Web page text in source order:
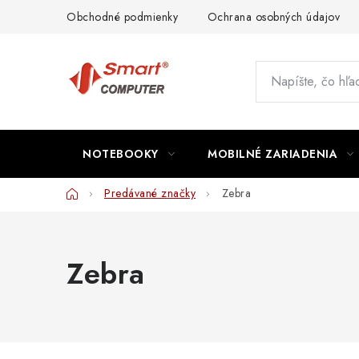
Obchodné podmienky Ochrana osobných údajov
NOTEBOOKY MOBILNÉ ZARIADENIA
DomovPredávané značky Zebra
Zebra